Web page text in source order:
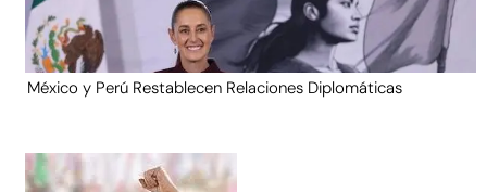
México y Perú Restablecen Relaciones Diplomáticas